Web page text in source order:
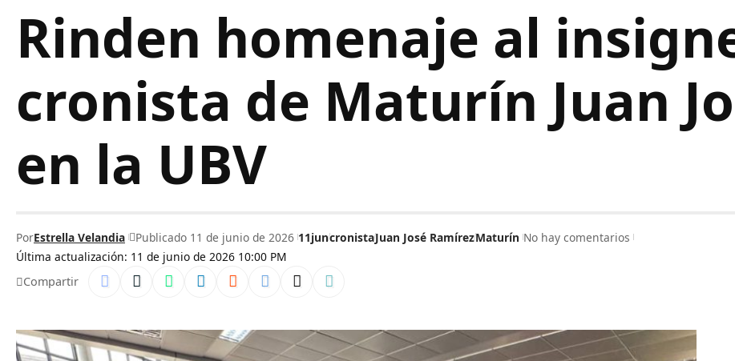
Rinden homenaje al
cronista de Maturín Juan
en la UBV
Última actualización: 11 de junio de 2026 10:00 PM
PorEstrella Velandia Publicado 11 de junio de 2026 11juncronistaJuan José RamírezMaturín No hay comentarios
Compartir